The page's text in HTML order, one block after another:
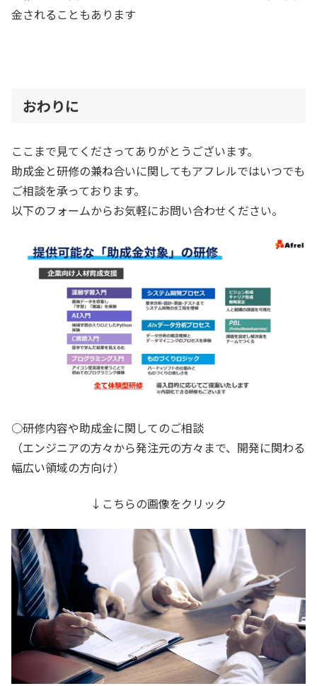
金されることもあります
おわりに
ここまで見てくださってありがとうございます。
助成金と研修の兼ね合いに関してもアフレルではいつでも
ご相談を承っております。
以下のフォームからお気軽にお問い合わせください。
○研修内容や助成金に関してのご相談
（エンジニアの方々から発注元の方々まで、開発に関わる
幅広い領域の方向け）
↓こちらの画像をクリック